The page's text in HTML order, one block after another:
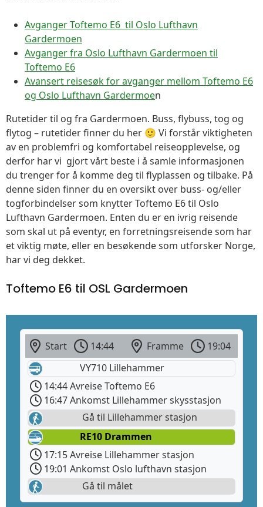
Avganger Toftemo E6 til Oslo Lufthavn
Gardermoen
Avganger fra Oslo Lufthavn Gardermoen til
Toftemo E6
Avansert reisesøk for avganger mellom Toftemo E6
og Oslo Lufthavn Gardermoen
Rutetider til og fra Gardermoen. Buss, flybuss, tog og
flytog – rutetider finner du her 🙂 Vi forstår viktigheten
av en problemfri og komfortabel reiseopplevelse, og
derfor har vi gjort vårt beste i å samle informasjonen
du trenger for å komme deg til flyplassen og tilbake. På
denne siden finner du en oversikt over buss- og/eller
togforbindelser som knytter Toftemo E6 til Oslo
Lufthavn Gardermoen. Enten du er en ivrig reisende
som skal ut på eventyr, en forretningsreisende som har
et viktig møte, eller en besøkende som utforsker Norge,
har vi deg dekket.
Toftemo E6 til OSL Gardermoen
Start 14:44 Framme
19:04
VY710 Lillehammer
14:44 Avreise Toftemo E6
16:47 Ankomst Lillehammer skysstasjon
Gå til Lillehammer stasjon
RE10 Drammen
17:15 Avreise Lillehammer stasjon
19:01 Ankomst Oslo lufthavn stasjon
Gå til målet